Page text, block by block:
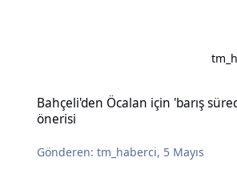
Bahçeli'den Öcalan için 'barış
önerisi
Gönderen:tm_haberci, 5 Mayıs